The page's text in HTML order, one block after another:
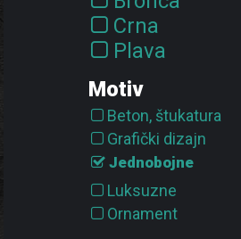
Crna
Plava
Ružičasta
Siva
Smeđa
Srebrna
Tirkizna
Zelena
Zlatna
Motiv
Beton, štukatura
Grafički dizajn
Jednobojne
Luksuzne
Ornament